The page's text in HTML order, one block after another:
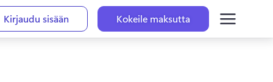
Kirjaudu sisään Kokeile maksutta